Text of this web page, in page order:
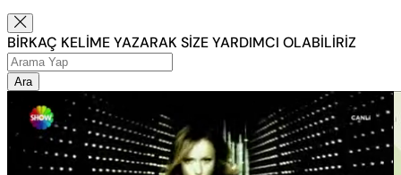
BİRKAÇ KELİME YAZARAK SİZE YARDIMCI OLABİLİRİZ
Ara